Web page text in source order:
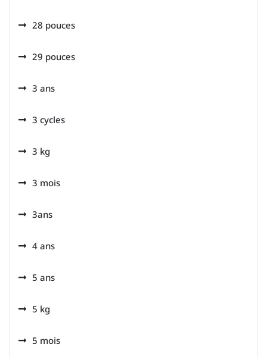
28 pouces
29 pouces
3 ans
3 cycles
3 kg
3 mois
3ans
4 ans
5 ans
5 kg
5 mois